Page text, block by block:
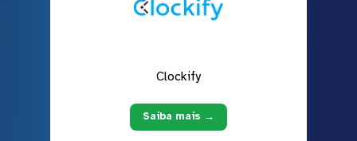
Clockify
Saiba mais →